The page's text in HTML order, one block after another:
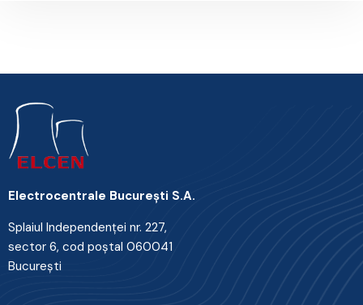
Electrocentrale Bucureşti S.A.
Splaiul Independenţei nr. 227,
sector 6, cod poştal 060041
Bucureşti